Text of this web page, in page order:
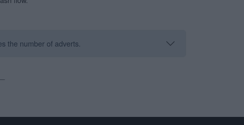
the number of adverts.